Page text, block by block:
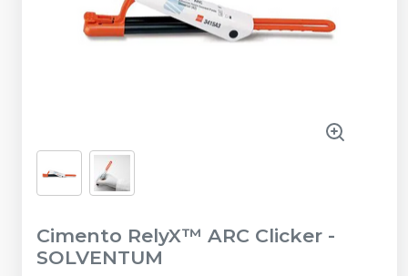
Cimento RelyX™ ARC Clicker -
SOLVENTUM